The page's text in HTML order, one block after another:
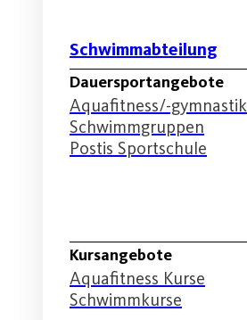
Schwimmabteilung
Dauersportangebote
Aquafitness/-gymnastik
Schwimmgruppen
Postis Sportschule
Kursangebote
Aquafitness Kurse
Schwimmkurse